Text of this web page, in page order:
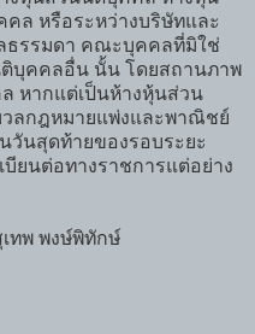
ล หรือระหว่างบริษัทและ
รรมดา คณะบุคคลที่มิใช่
บุคคลอื่น นั้น โดยสถานภาพ
หากแต่เป็นห้างหุ้นส่วน
ลกฎหมายแพ่งและพาณิชย์
วันสุดท้ายของรอบระยะ
บียนต่อทางราชการแต่อย่าง
ทพ พงษ์พิทักษ์